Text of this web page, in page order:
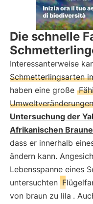
Die schnelle
Interessanterweise
Schmetterlingsarten
haben eine große
Untersuchung der
Afrikanischen
dass er innerhalb
ändern kann.
Lebensspanne eines
untersuchten
von braun zu lila .